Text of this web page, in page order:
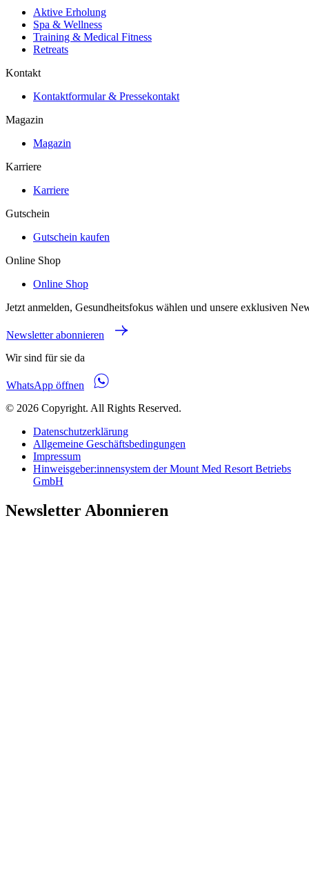
Aktive Erholung
Spa & Wellness
Training & Medical Fitness
Retreats
Kontakt
Kontaktformular & Pressekontakt
Magazin
Magazin
Karriere
Karriere
Gutschein
Gutschein kaufen
Online Shop
Online Shop
Jetzt anmelden, Gesundheitsfokus wählen und unsere exklusiven
Newsletter abonnieren
Wir sind für sie da
WhatsApp öffnen
© 2026 Copyright. All Rights Reserved.
Datenschutzerklärung
Allgemeine Geschäftsbedingungen
Impressum
Hinweisgeber:innensystem der Mount Med Resort Betriebs
GmbH
Newsletter Abonnieren